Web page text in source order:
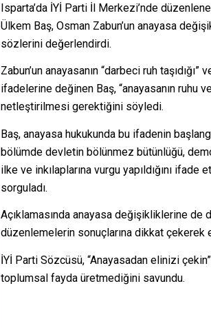
Isparta’da İYİ Parti İl Merkezi’nde
Ülkem Baş, Osman Zabun’un anayasa
sözlerini değerlendirdi.
Zabun’un anayasanın “darbeci ruh
ifadelerine değinen Baş, “anayasanın ruhu
netleştirilmesi gerektiğini söyledi.
Baş, anayasa hukukunda bu ifadenin
bölümde devletin bölünmez bütünlüğü,
ilke ve inkılaplarına vurgu yapıldığını
sorguladı.
Açıklamasında anayasa değişikliklerine de
düzenlemelerin sonuçlarına dikkat çekerek
İYİ Parti Sözcüsü, “Anayasadan elinizi
toplumsal fayda üretmediğini savundu.